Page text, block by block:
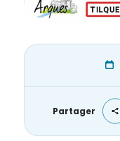
Partager